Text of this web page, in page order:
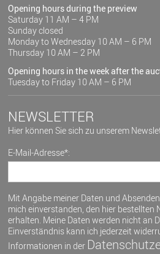
Opening hours during the preview
Saturday 11 AM – 4 PM
Sunday closed
Monday to Wednesday 10 AM – 6 PM
Thursday 10 AM – 2 PM
Opening hours in the week after the
Tuesday to Friday 10 AM – 6 PM
NEWSLETTER
Hier können Sie sich zu unserem
E-Mail-Adresse*:
Mit Angabe meiner Daten und
mich einverstanden, den hier bestellten
erhalten. Meine Daten werden nicht an
Einverständnis kann ich jederzeit
Informationen in der